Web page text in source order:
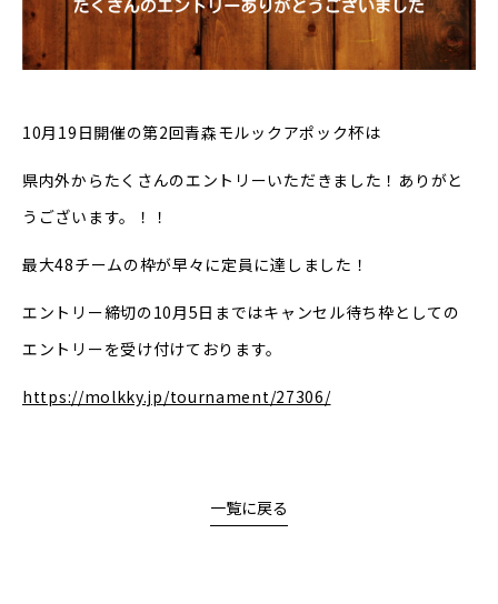
10月19日開催の第2回青森モルックアポック杯は
県内外からたくさんのエントリーいただきました！ありがと
うございます。！！
最大48チームの枠が早々に定員に達しました！
エントリー締切の10月5日まではキャンセル待ち枠としての
エントリーを受け付けております。
https://molkky.jp/tournament/27306/
一覧に戻る